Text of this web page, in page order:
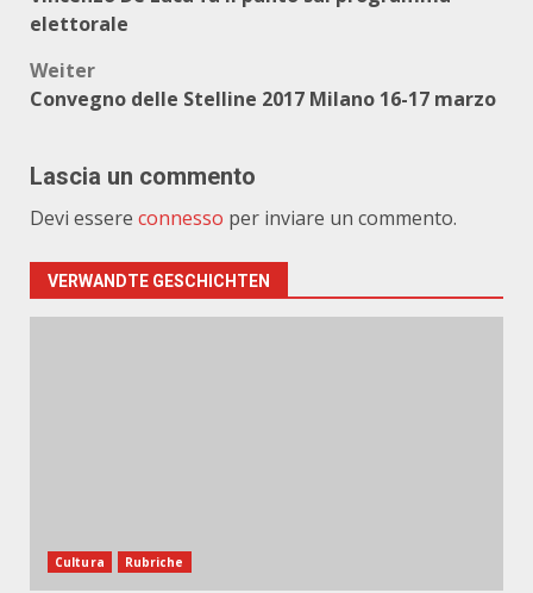
elettorale
Weiter
Convegno delle Stelline 2017 Milano 16-17 marzo
Lascia un commento
Devi essere connesso per inviare un commento.
VERWANDTE GESCHICHTEN
Cultura Rubriche